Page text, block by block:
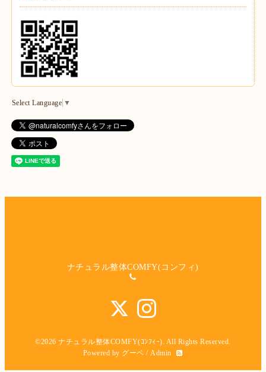
Select Language ▼
ナチュラル整体COMFY(コンフィ)
©2026ナチュラル整体COMFY(ｺﾝﾌｨｰ) . All Rights Reserved.
Powered by グーペ / Admin